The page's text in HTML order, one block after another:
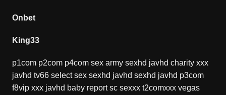
Onbet
King33
p1com p2com p4com sex army sexhd javhd charity xxx
javhd tv66 select sex sexhd javhd sexhd javhd p3com
f8vip xxx javhd baby report sc sexxx t2comxxx vegas